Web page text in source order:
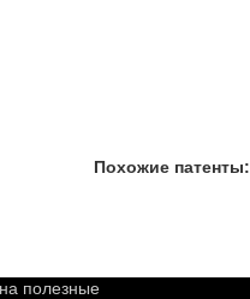
Похожие патенты:
полезные